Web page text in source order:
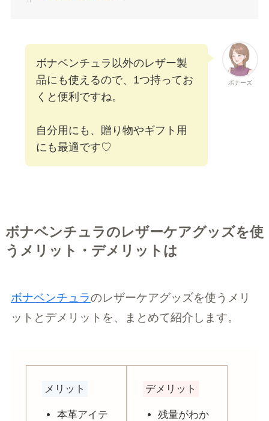
ボナーズ
ボナベンチュラ以外のレザー製
品にも使えるので、1つ持ってお
くと便利ですね。
自分用にも、贈り物やギフト用
にも最適です♡
ボナベンチュラのレザーケアグッズを使
うメリット・デメリットは
ボナベンチュラのレザーケアグッズを使うメリ
ットとデメリットを、まとめて紹介します。
メリット
本革アイテ
デメリット
残量がわか